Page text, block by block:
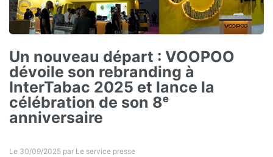
Un nouveau départ : VOOPOO
dévoile son rebranding à
InterTabac 2025 et lance la
célébration de son 8ᵉ
anniversaire
Le 30/09/2025 par Le service presse